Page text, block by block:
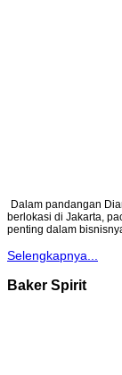
Dalam pandangan
berlokasi di Jakarta,
penting dalam
Selengkapnya...
Baker Spirit